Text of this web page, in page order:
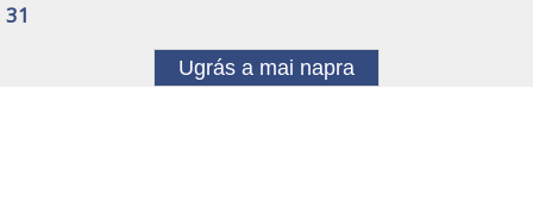
31
Ugrás a mai napra